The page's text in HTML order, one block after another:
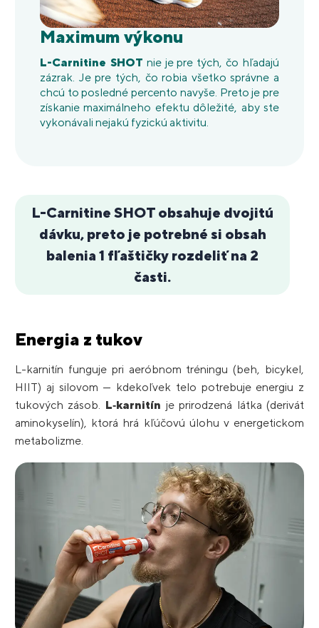
Maximum výkonu
L-Carnitine SHOT nie je pre tých, čo hľadajú
zázrak. Je pre tých, čo robia všetko správne a
chcú to posledné percento navyše. Preto je pre
získanie maximálneho efektu dôležité, aby ste
vykonávali nejakú fyzickú aktivitu.
L-Carnitine SHOT obsahuje dvojitú
dávku, preto je potrebné si obsah
balenia 1 fľaštičky rozdeliť na 2
časti.
Energia z tukov
L-karnitín funguje pri aeróbnom tréningu (beh, bicykel,
HIIT) aj silovom — kdekoľvek telo potrebuje energiu z
tukových zásob. L‑karnitínje prirodzená látka (derivát
aminokyselín), ktorá hrá kľúčovú úlohu v energetickom
metabolizme.